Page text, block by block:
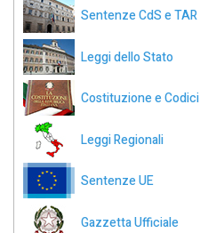
Sentenze CdS e TAR
Leggi dello Stato
Costituzione e Codici
Leggi Regionali
Sentenze UE
Gazzetta Ufficiale